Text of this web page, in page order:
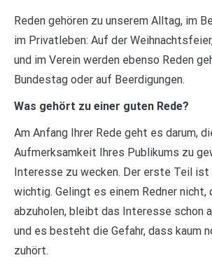
Reden gehören zu unserem Alltag, im
im Privatleben: Auf der
und im Verein werden ebenso Reden
Bundestag oder auf Beerdigungen.
Was gehört zu einer guten Rede?
Am Anfang Ihrer Rede geht es darum,
Aufmerksamkeit Ihres Publikums zu
Interesse zu wecken. Der erste Teil ist
wichtig. Gelingt es einem Redner nicht,
abzuholen, bleibt das Interesse schon
und es besteht die Gefahr, dass kaum
zuhört.